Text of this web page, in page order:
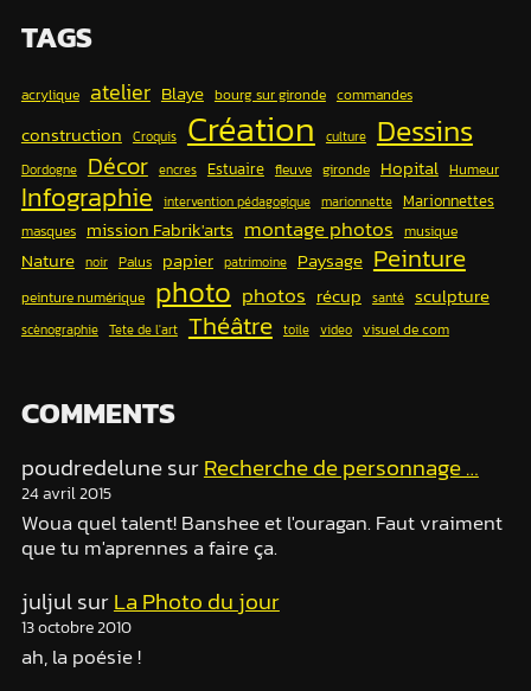
TAGS
acrylique atelier Blaye bourg sur gironde commandes
construction Croquis Création culture Dessins
Dordogne Décor encres Estuaire fleuve gironde Hopital Humeur
Infographie intervention pédagogique marionnette Marionnettes
masques mission Fabrik'arts montage photos musique
Nature noir Palus papier patrimoine Paysage Peinture
peinture numérique photo photos récup santé sculpture
scènographie Tete de l'art Théâtre toile video visuel de com
COMMENTS
poudredelunesurRecherche de personnage …
24 avril 2015
Woua quel talent! Banshee et l'ouragan. Faut vraiment
que tu m'aprennes a faire ça.
juljulsurLa Photo du jour
13 octobre 2010
ah, la poésie !